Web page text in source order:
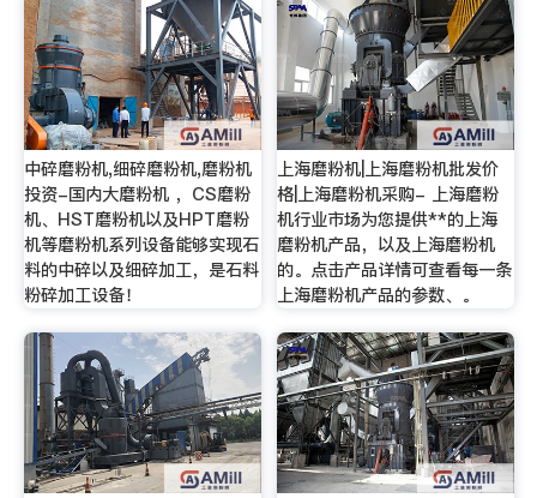
中碎磨粉机,细碎磨粉机,磨粉机
投资-国内大磨粉机 ，CS磨粉
机、HST磨粉机以及HPT磨粉
机等磨粉机系列设备能够实现石
料的中碎以及细碎加工，是石料
粉碎加工设备！
上海磨粉机|上海磨粉机批发价
格|上海磨粉机采购- 上海磨粉
机行业市场为您提供**的上海
磨粉机产品，以及上海磨粉机
的。点击产品详情可查看每一条
上海磨粉机产品的参数、。